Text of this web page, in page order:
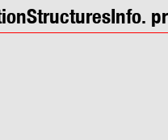
StructuresInfo.